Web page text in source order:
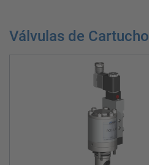
Válvulas de Cartucho